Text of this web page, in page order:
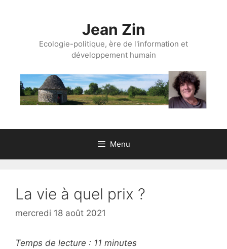
Jean Zin
Ecologie-politique, ère de l'information et
développement humain
Menu
La vie à quel prix ?
mercredi 18 août 2021
Temps de lecture : 11 minutes